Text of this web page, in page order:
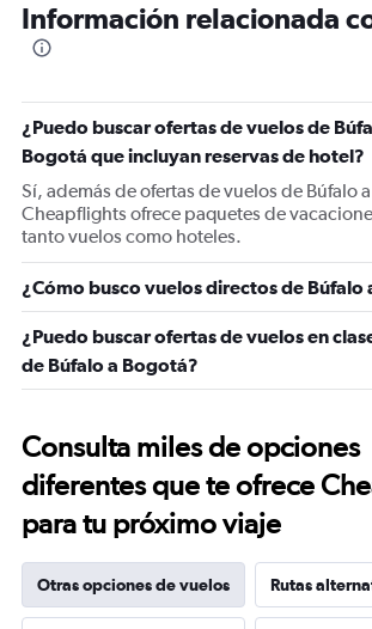
Información relacionada
¿Puedo buscar ofertas de vuelos de
Bogotá que incluyan reservas de hotel?
Sí, además de ofertas de vuelos de Búfalo
Cheapflights ofrece paquetes de
tanto vuelos como hoteles.
¿Cómo busco vuelos directos de Búfalo
¿Puedo buscar ofertas de vuelos en
de Búfalo a Bogotá?
Consulta miles de opciones
diferentes que te ofrece
para tu próximo viaje
Otras opciones de vuelos Rutas